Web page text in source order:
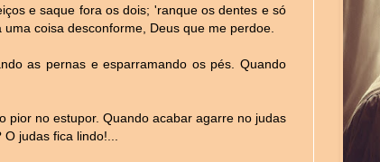
e saque fora os dois; 'ranque os dentes e só
coisa desconforme, Deus que me perdoe.
as pernas e esparramando os pés. Quando
pior no estupor. Quando acabar agarre no judas
judas fica lindo!...